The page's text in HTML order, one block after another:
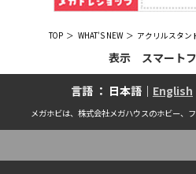
TOP WHAT'S NEW アクリルスタン
表示 スマートフ
言語 ： 日本語｜ English
メガホビは、株式会社メガハウスのホビー、